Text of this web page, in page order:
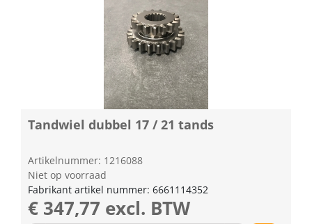
Tandwiel dubbel 17 / 21 tands
Artikelnummer: 1216088
Niet op voorraad
Fabrikant artikel nummer: 6661114352
€ 347,77 excl. BTW